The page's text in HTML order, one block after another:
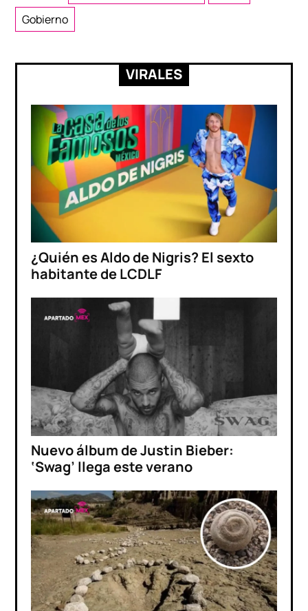
Gobierno
VIRALES
¿Quién es Aldo de Nigris? El sexto
habitante de LCDLF
Nuevo álbum de Justin Bieber:
‘Swag’ llega este verano